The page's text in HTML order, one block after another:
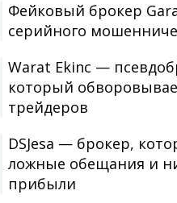
Фейковый брокер
серийного
Warat Ekinc —
который
трейдеров
DSJesa — брокер,
ложные обещания и
прибыли